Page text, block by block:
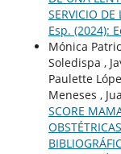
SERVICIO
Esp. (2024):
Mónica
Soledispa ,
Paulette
Meneses ,
SCORE